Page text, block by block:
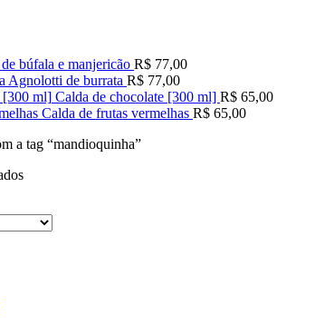
búfala e manjericão R$ 77,00
Agnolotti de burrata R$ 77,00
Calda de chocolate [300 ml] R$ 65,00
Calda de frutas vermelhas R$ 65,00
a tag “mandioquinha”